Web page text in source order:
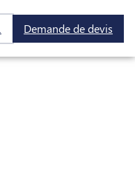
Demande de devis